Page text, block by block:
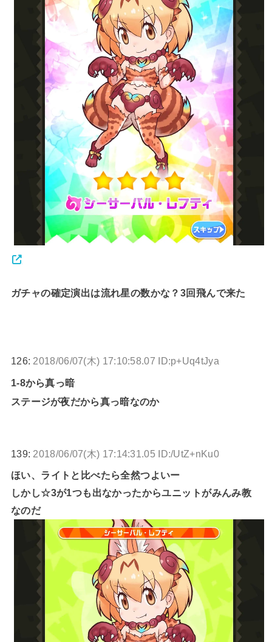
ガチャの確定演出は流れ星の数かな？3回飛んで来た
126: 2018/06/07(木) 17:10:58.07 ID:p+Uq4tJya
1-8から真っ暗
ステージが夜だから真っ暗なのか
139: 2018/06/07(木) 17:14:31.05 ID:/UtZ+nKu0
ほい、ライトと比べたら全然つよいー
しかし☆3が1つも出なかったからユニットがみんみ教
なのだ